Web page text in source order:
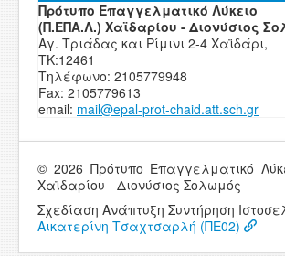
Πρότυπο Επαγγελματικό Λύκειο
(Π.ΕΠΑ.Λ.) Χαϊδαρίου - Διονύσιος
Αγ. Τριάδας και Ρίμινι 2-4 Χαϊδάρι,
ΤΚ:12461
Τηλέφωνο: 2105779948
Fax: 2105779613
email: mail@epal-prot-chaid.att.sch.gr
© 2026 Πρότυπο Επαγγελματικό
Χαϊδαρίου - Διονύσιος Σολωμός
Σχεδίαση Ανάπτυξη Συντήρηση
Αικατερίνη Τσαχτσαρλή (ΠΕ02)